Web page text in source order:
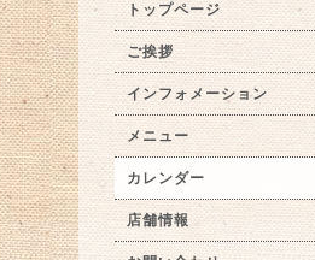
トップページ
ご挨拶
インフォメーション
メニュー
カレンダー
店舗情報